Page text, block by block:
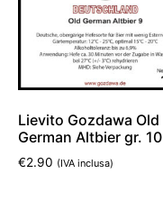
Lievito Gozdawa Old
German Altbier gr. 10
€2.90 (IVA inclusa)